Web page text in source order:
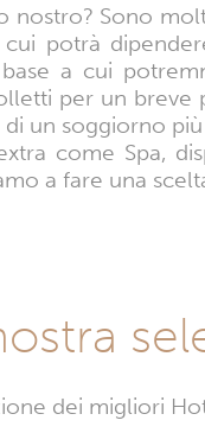
nostro? Sono
potrà
a cui
per un breve
un soggiorno
come Spa,
a fare una
dei migliori